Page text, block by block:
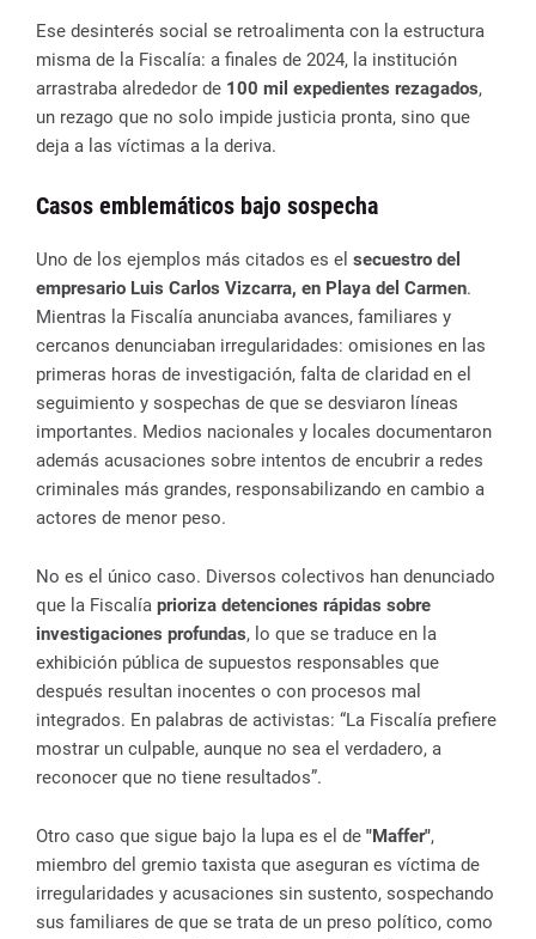
Ese desinterés social se retroalimenta con la estructura
misma de la Fiscalía: a finales de 2024, la institución
arrastraba alrededor de 100 mil expedientes rezagados,
un rezago que no solo impide justicia pronta, sino que
deja a las víctimas a la deriva.
Casos emblemáticos bajo sospecha
Uno de los ejemplos más citados es el secuestro del
empresario Luis Carlos Vizcarra, en Playa del Carmen.
Mientras la Fiscalía anunciaba avances, familiares y
cercanos denunciaban irregularidades: omisiones en las
primeras horas de investigación, falta de claridad en el
seguimiento y sospechas de que se desviaron líneas
importantes. Medios nacionales y locales documentaron
además acusaciones sobre intentos de encubrir a redes
criminales más grandes, responsabilizando en cambio a
actores de menor peso.
No es el único caso. Diversos colectivos han denunciado
que la Fiscalía prioriza detenciones rápidas sobre
investigaciones profundas, lo que se traduce en la
exhibición pública de supuestos responsables que
después resultan inocentes o con procesos mal
integrados. En palabras de activistas: “La Fiscalía prefiere
mostrar un culpable, aunque no sea el verdadero, a
reconocer que no tiene resultados”.
Otro caso que sigue bajo la lupa es el de "Maffer",
miembro del gremio taxista que aseguran es víctima de
irregularidades y acusaciones sin sustento, sospechando
sus familiares de que se trata de un preso político, como